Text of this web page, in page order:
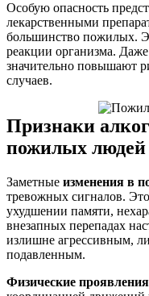
Особую опасность
лекарственными
большинство пожилых.
реакции организма.
значительно повышают
случаев.
Признаки
пожилых людей
Заметные изменения в
тревожных сигналов.
ухудшении памяти,
внезапных перепадах
излишне агрессивным,
подавленным.
Физические проявления